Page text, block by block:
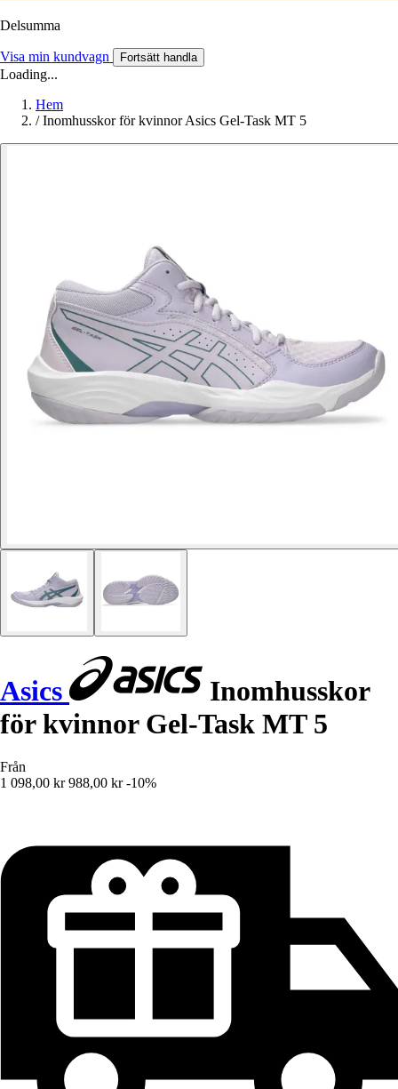
Delsumma
Visa min kundvagn Fortsätt handla
Loading...
Hem
/ Inomhusskor för kvinnor Asics Gel-Task MT 5
Asics
Inomhusskor
för kvinnor Gel-Task MT 5
Från
1 098,00 kr 988,00 kr -10%